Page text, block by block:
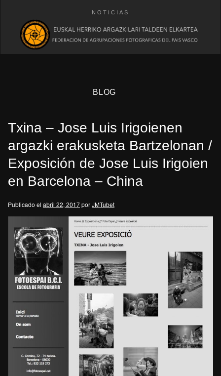
NOTICIAS
BLOG
Txina – Jose Luis Irigoienen
argazki erakusketa Bartzelonan /
Exposición de Jose Luis Irigoien
en Barcelona – China
Publicado el abril 22, 2017porJMTubet